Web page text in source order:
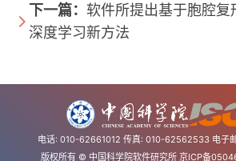
下一篇： 软件所提出基于胞腔复
深度学习新方法
电话: 010-62661012 传真: 010-62562533 电子
版权所有 © 中国科学院软件研究所 京ICP备